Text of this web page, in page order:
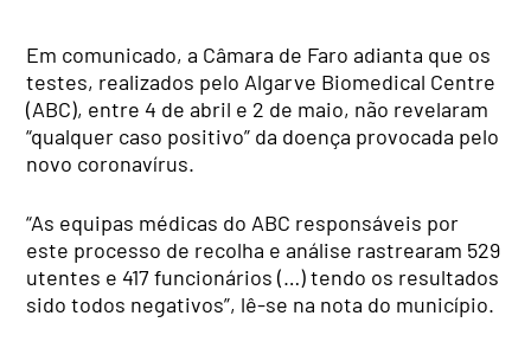
Em comunicado, a Câmara de Faro adianta que os
testes, realizados pelo Algarve Biomedical Centre
(ABC), entre 4 de abril e 2 de maio, não revelaram
“qualquer caso positivo” da doença provocada pelo
novo coronavírus.
“As equipas médicas do ABC responsáveis por
este processo de recolha e análise rastrearam 529
utentes e 417 funcionários (…) tendo os resultados
sido todos negativos”, lê-se na nota do município.